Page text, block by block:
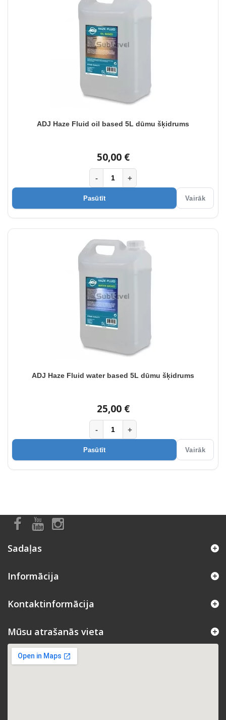
ADJ Haze Fluid oil based 5L dūmu šķidrums
50,00 €
- +
Pasūtīt Vairāk
ADJ Haze Fluid water based 5L dūmu šķidrums
25,00 €
- +
Pasūtīt Vairāk
Sadaļas
Informācija
Kontaktinformācija
Mūsu atrašanās vieta